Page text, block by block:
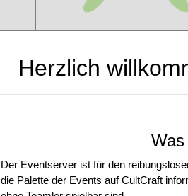
Herzlich
Der Eventserver ist für den
die Palette der Events auf CultCraft